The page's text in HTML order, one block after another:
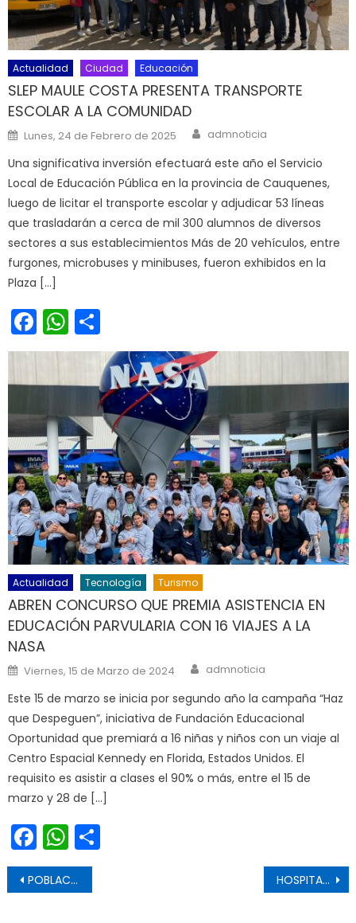
Actualidad Ciudad Educación
SLEP MAULE COSTA PRESENTA TRANSPORTE
ESCOLAR A LA COMUNIDAD
Posted on
Lunes, 24 de Febrero de 2025 Author
admnoticia
Una significativa inversión efectuará este año el Servicio
Local de Educación Pública en la provincia de Cauquenes,
luego de licitar el transporte escolar y adjudicar 53 líneas
que trasladarán a cerca de mil 300 alumnos de diversos
sectores a sus establecimientos Más de 20 vehículos, entre
furgones, microbuses y minibuses, fueron exhibidos en la
Plaza […]
Facebook
WhatsApp
Actualidad Tecnología Turismo
ABREN CONCURSO QUE PREMIA ASISTENCIA EN
EDUCACIÓN PARVULARIA CON 16 VIAJES A LA
NASA
Posted on
Viernes, 15 de Marzo de 2024 Author
admnoticia
Este 15 de marzo se inicia por segundo año la campaña “Haz
que Despeguen”, iniciativa de Fundación Educacional
Oportunidad que premiará a 16 niñas y niños con un viaje al
Centro Espacial Kennedy en Florida, Estados Unidos. El
requisito es asistir a clases el 90% o más, entre el 15 de
marzo y 28 de […]
Facebook
WhatsApp
Navegación de entradas
POBLACIÓN OBJETIVO DE SAN FERNANDO ALCANZA UN 56.9% DE VACUNADOS CONTRA INFLUENZA HOSPITAL SANTA CRUZ ¿CUÁNDO ACUDIR A URGENCIAS?